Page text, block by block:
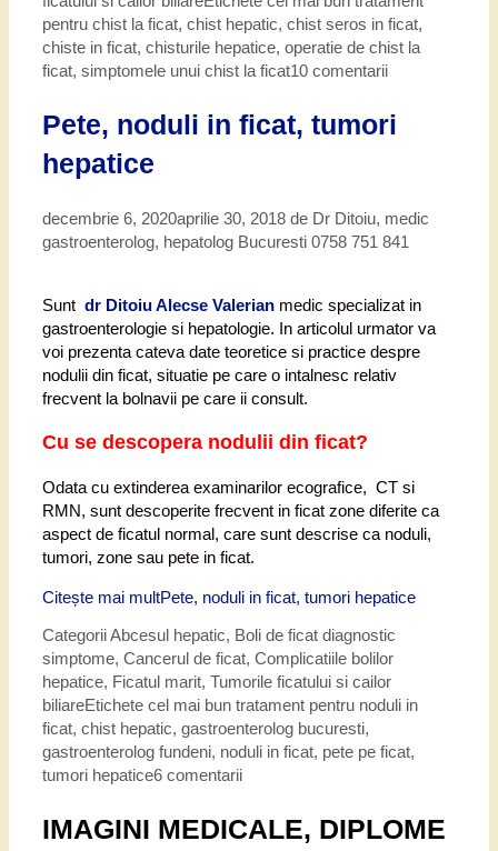
pentru chist la ficat, chist hepatic, chist seros in ficat,
chiste in ficat, chisturile hepatice, operatie de chist la
ficat, simptomele unui chist la ficat10 comentarii
Pete, noduli in ficat, tumori
hepatice
decembrie 6, 2020aprilie 30, 2018 de Dr Ditoiu, medic
gastroenterolog, hepatolog Bucuresti 0758 751 841
Sunt dr Ditoiu Alecse Valerian medic specializat in
gastroenterologie si hepatologie. In articolul urmator va
voi prezenta cateva date teoretice si practice despre
nodulii din ficat, situatie pe care o intalnesc relativ
frecvent la bolnavii pe care ii consult.
Cu se descopera nodulii din ficat?
Odata cu extinderea examinarilor ecografice, CT si
RMN, sunt descoperite frecvent in ficat zone diferite ca
aspect de ficatul normal, care sunt descrise ca noduli,
tumori, zone sau pete in ficat.
Citește mai multPete, noduli in ficat, tumori hepatice
CategoriiAbcesul hepatic, Boli de ficat diagnostic
simptome, Cancerul de ficat, Complicatiile bolilor
hepatice, Ficatul marit, Tumorile ficatului si cailor
biliareEtichete cel mai bun tratament pentru noduli in
ficat, chist hepatic, gastroenterolog bucuresti,
gastroenterolog fundeni, noduli in ficat, pete pe ficat,
tumori hepatice6 comentarii
IMAGINI MEDICALE, DIPLOME